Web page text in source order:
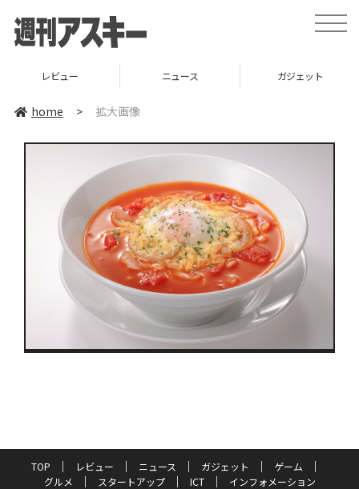
toggle
レビュー ニュース ガジェット
home > 拡大画像
TOP レビュー ニュース ガジェット
ゲーム
グルメ
スタートアップ ICT
インフォメーション